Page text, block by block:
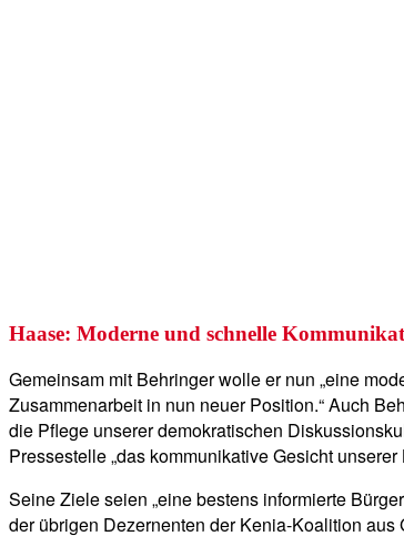
Haase: Moderne und schnelle
Gemeinsam mit Behringer wolle er nun „eine
Zusammenarbeit in nun neuer Position.“ Auch
die Pflege unserer demokratischen
Pressestelle „das kommunikative Gesicht
Seine Ziele seien „eine bestens informierte
der übrigen Dezernenten der Kenia-Koalition